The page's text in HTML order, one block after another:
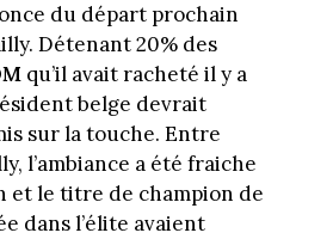
du départ prochain
Détenant 20% des
qu’il avait racheté il y a
belge devrait
sur la touche. Entre
l’ambiance a été fraiche
et le titre de champion de
dans l’élite avaient